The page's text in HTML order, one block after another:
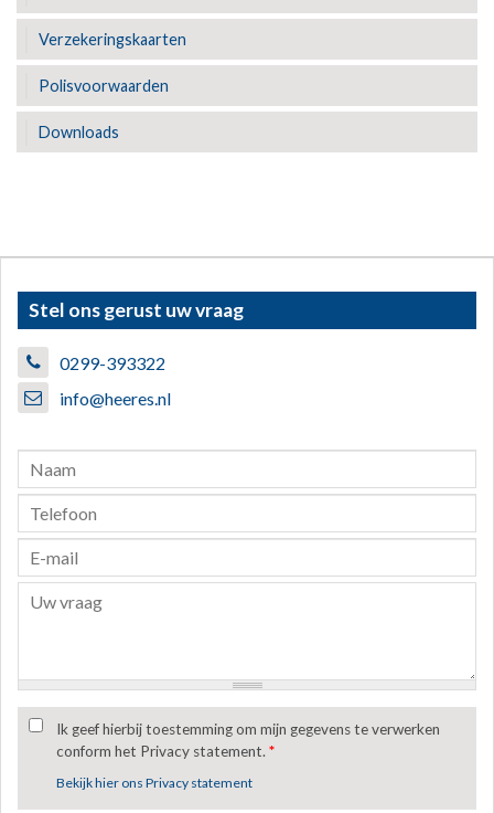
Verzekeringskaarten
Polisvoorwaarden
Downloads
Stel ons gerust uw vraag
0299-393322
info@heeres.nl
Ik geef hierbij toestemming om mijn gegevens te verwerken
conform het Privacy statement.*
Bekijk hier ons Privacy statement